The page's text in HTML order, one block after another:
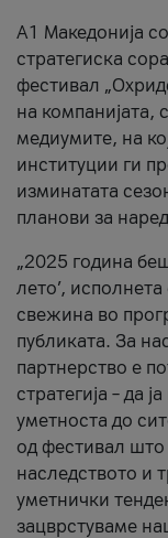
A1 Македонија
стратегиска
фестивал
на компанијата,
медиумите, на
институции ги
изминатата
планови за
„2025 година
лето’,
свежина во
публиката. За
партнерство е
стратегија – да
уметноста до
од фестивал
наследството и
уметнички
зацврстуваме